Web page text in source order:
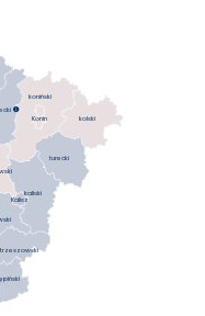
kaliski
kolski
koniński

turecki
Kalisz
Konin